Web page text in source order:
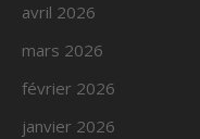
avril 2026
mars 2026
février 2026
janvier 2026